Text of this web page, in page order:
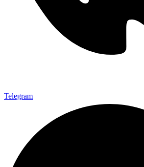
Telegram